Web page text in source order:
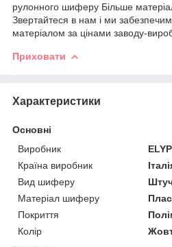
рулонного шиферу Більше
Звертайтеся в нам і ми
матеріалом за цінами заводу-
Приховати
Характеристики
Основні
Виробник
Країна виробник
Вид шиферу
Матеріал шиферу
Покриття
Колір